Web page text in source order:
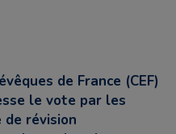
de France (CEF)
le vote par les
révision